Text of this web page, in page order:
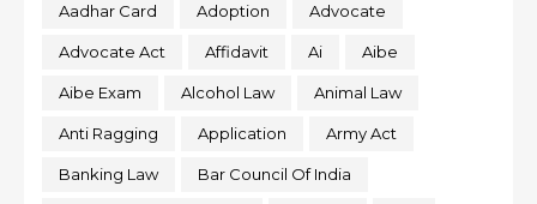
Aadhar Card Adoption Advocate
Advocate Act Affidavit Ai Aibe
Aibe Exam Alcohol Law Animal Law
Anti Ragging Application Army Act
Banking Law Bar Council Of India